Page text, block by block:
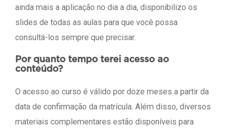
ainda mais a aplicação no dia a dia, disponibilizo os
slides de todas as aulas para que você possa
consultá-los sempre que precisar.
Por quanto tempo terei acesso ao
conteúdo?
O acesso ao curso é válido por doze meses a partir da
data de confirmação da matrícula. Além disso, diversos
materiais complementares estão disponíveis para